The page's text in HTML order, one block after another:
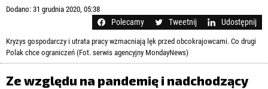
Zapamiętaj mnie
Kliknij tutaj
ZDROWIE I URODA
KULTURA
LIFESTYLE
Dodano: 31 grudnia 2020, 05:38
Polecamy Tweetnij Udostępnij
Kryzys gospodarczy i utrata pracy wzmacniają lęk przed obcokrajowcami. Co drugi
Polak chce ograniczeń (Fot. serwis agencyjny MondayNews)
Ze względu na pandemię i nadchodzący